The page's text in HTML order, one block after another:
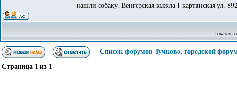
нашли собаку. Венгерская выжла 1 картинская ул.
Показать
Список форумов Тучково, городской форум
Страница 1 из 1